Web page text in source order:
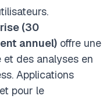
(30
annuel) offre une
des analyses en
Applications
pour le